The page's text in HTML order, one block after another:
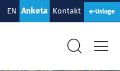
EN Anketa Kontakt e-Usluge